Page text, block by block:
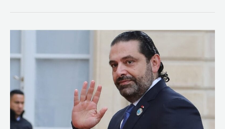
سعد
حين
الوطن
يشبهه